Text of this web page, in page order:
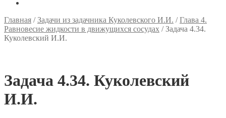
Главная /Задачи из задачника Куколевского И.И. /Глава 4.
Равновесие жидкости в движущихся сосудах /Задача 4.34.
Куколевский И.И.
Задача 4.34. Куколевский
И.И.